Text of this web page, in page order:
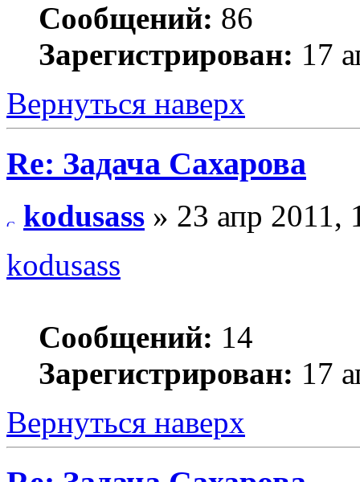
Сообщений: 86
Зарегистрирован: 17
Вернуться наверх
Re: Задача Сахарова
kodusass » 23 апр 2011,
kodusass
Сообщений: 14
Зарегистрирован: 17
Вернуться наверх